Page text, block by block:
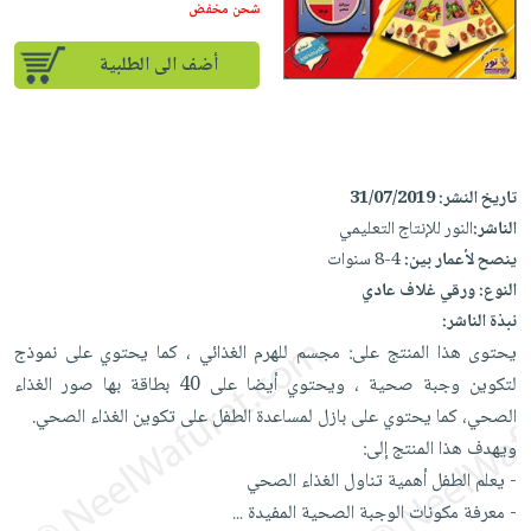
إختياراتنا
كتب
English
books
iKitab
بلا
طرحها
تحميل
iKitab
على
Android
تحميل
iKitab
على
Apple
أسئلة
يتكرر
طرحها
Android
تحميل
masmu3
على
Apple
المواضيع
الأكثر
تعليمية
صندوق
القراءة
جوائز
تعليمية
الكل
أجهزة
العناية
الشخصية
العناية
وتصفيف
الشعر
العناية
بالجسم
المطبخ
والسفرة
جديد
الكل
أواني
الطهي
أدوات
متجر
الهدايا
أقسام
شحن مخفض
أضف الى الطلبية
تاريخ النشر:31/07/2019
الناشر:النور للإنتاج التعليمي
ينصح لأعمار بين:4-8 سنوات
النوع:ورقي غلاف عادي
نبذة الناشر:
يحتوى هذا المنتج على: مجسم للهرم الغذائي ، كما يحتوي على نموذج
لتكوين وجبة صحية ، ويحتوي أيضا على 40 بطاقة بها صور الغذاء
الصحي، كما يحتوي على بازل لمساعدة الطفل على تكوين الغذاء الصحي.
ويهدف هذا المنتج إلى:
- يعلم الطفل أهمية تناول الغذاء الصحي
- معرفة مكونات الوجبة الصحية المفيدة...